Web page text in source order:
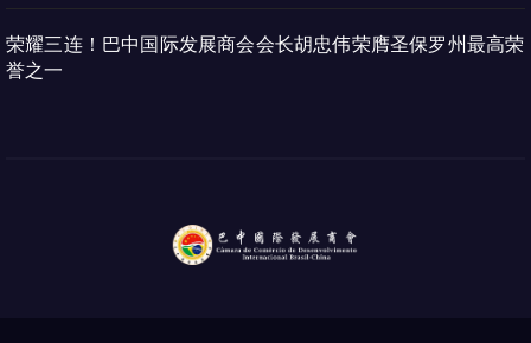
荣耀三连！巴中国际发展商会会长胡忠伟荣膺圣保罗州最高荣
誉之一